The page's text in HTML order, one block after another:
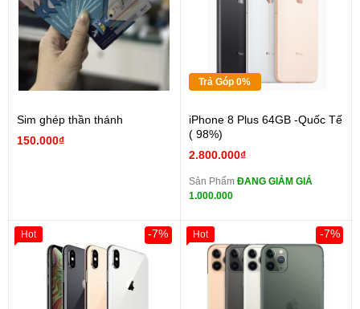
Sim ghép thần thánh
150.000₫
Trả Góp 0%
iPhone 8 Plus 64GB -Quốc Tế
( 98%)
2.800.000₫
Sản Phẩm ĐANG GIẢM GIÁ
1.000.000
-7%
Hot -7%
Hot